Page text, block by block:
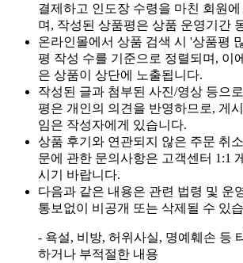
결제하고 인도장 수령을 마친 회원
며, 작성된 상품평은 상품 운영기간
온라인몰에서 상품 검색 시 '상품평
평 작성 수를 기준으로 정렬되며, 이
은 상품이 상단에 노출됩니다.
작성된 글과 첨부된 사진/영상 등으
평은 개인의 의견을 반영하므로, 게
임은 작성자에게 있습니다.
상품 후기와 연관되지 않은 주문 취
문에 관한 문의사항은 고객센터 1:1
시기 바랍니다.
다음과 같은 내용은 관련 법령 및 운
통보없이 비공개 또는 삭제될 수 있
- 욕설, 비방, 허위사실, 명예훼손 등
하거나 부적절한 내용